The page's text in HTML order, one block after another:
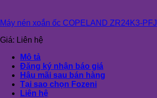
Máy nén xoắn ốc COPELAND ZR24K3-PFJ
Giá: Liên hệ
Mô tả
Đăng ký nhận báo giá
Hậu mãi sau bán hàng
Tại sao chọn Fozeni
Liên hệ